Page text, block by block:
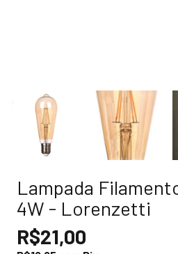
Lampada
4W - Lorenzetti
R$21,00